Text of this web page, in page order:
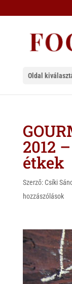
Oldal
2012
étkek
Szerző: Csíki
hozzászólások